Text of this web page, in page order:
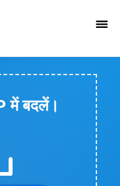
में बदलें।